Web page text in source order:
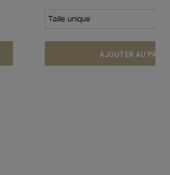
Taille unique
AJOUTER AU